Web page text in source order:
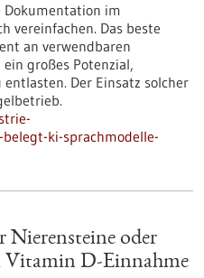
Dokumentation im
vereinfachen. Das beste
an verwendbaren
großes Potenzial,
Der Einsatz solcher
ki-sprachmodelle-
Nierensteine oder
Vitamin D-Einnahme